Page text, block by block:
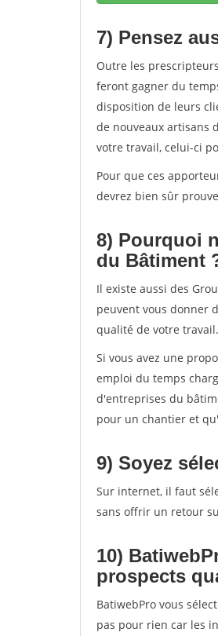
7) Pensez
Outre les
feront gagner du
disposition de leurs
de nouveaux artisans
votre travail, celui-ci
Pour que ces
devrez bien sûr
8) Pourquoi
du Bâtiment
Il existe aussi des
peuvent vous donner
qualité de votre travail.
Si vous avez une
emploi du temps
d'entreprises du
pour un chantier et
9) Soyez
Sur internet, il faut
sans offrir un retour
10)
prospects
BatiwebPro vous
pas pour rien car les